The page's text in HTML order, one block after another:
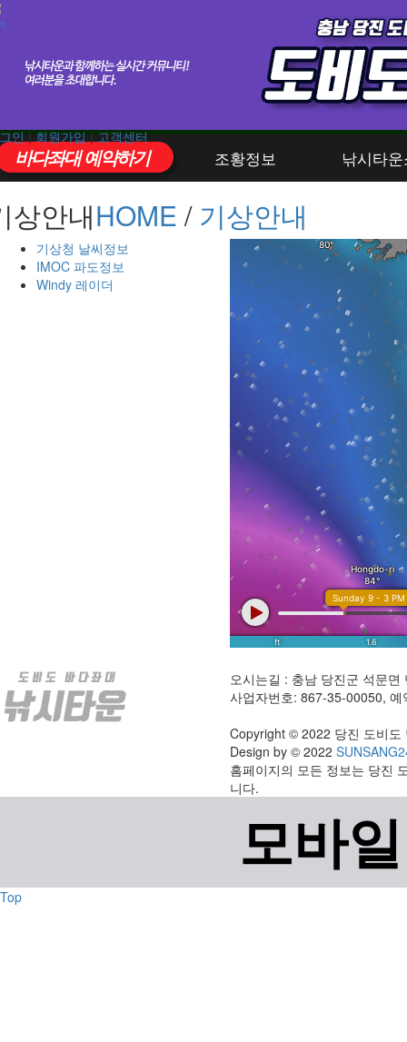
인|회원가입|고객센터
바다좌대 예약하기 조황정보 낚시타
상안내HOME / 기상안내
기상청 날씨정보
IMOC 파도정보
Windy 레이더
오시는길 : 충남 당진군 석문면
사업자번호: 867-35-00050,
Copyright © 2022 당진 도비
Design by © 2022
홈페이지의 모든 정보는 당진
니다.
모바
Top